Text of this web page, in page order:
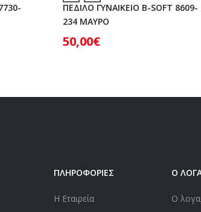
ΠΕΔΙΛΟ ΓΥΝΑΙΚΕΙΟ B-SOFT 8609-
234 ΜΑΥΡΟ
50,00€
ΠΛΗΡΟΦΟΡΙΕΣ
Η Εταιρεία
Ο
Ο